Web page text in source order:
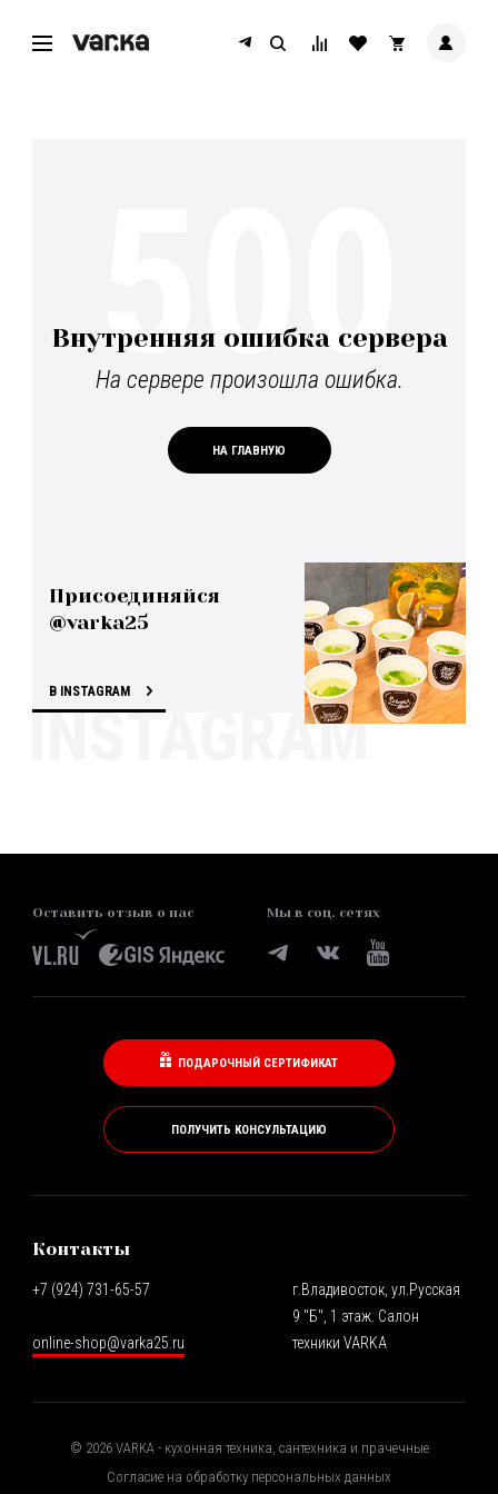
Внутренняя ошибка сервера
На сервере произошла ошибка.
НА ГЛАВНУЮ
500
Присоединяйся
@varka25
В INSTAGRAM
Оставить отзыв о нас Мы в соц. сетях
ПОДАРОЧНЫЙ СЕРТИФИКАТ
ПОЛУЧИТЬ КОНСУЛЬТАЦИЮ
Контакты
+7 (924) 731-65-57
online-shop@varka25.ru
г.Владивосток, ул.Русская
9 "Б", 1 этаж. Салон
техники VARKA
© 2026VARKA - кухонная техника, сантехника и прачечные
Согласие на обработку персональных данных